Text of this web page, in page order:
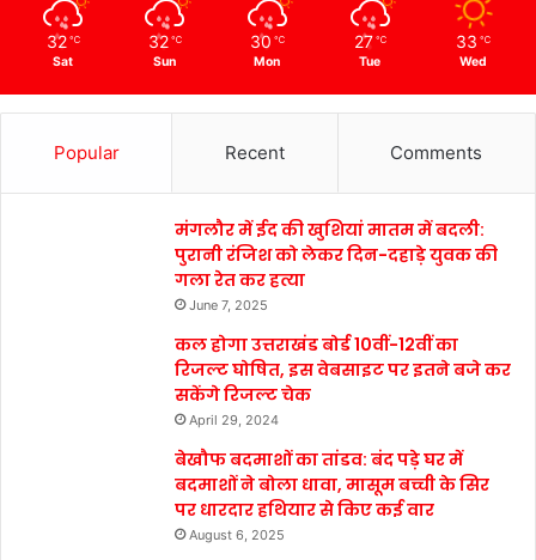
32 ℃
Sat
32 ℃
Sun
30 ℃
Mon
27 ℃
Tue
33 ℃
Wed
Popular Recent Comments
मंगलौर में ईद की खुशियां मातम में बदली:
पुरानी रंजिश को लेकर दिन-दहाड़े युवक की
गला रेत कर हत्या
June 7, 2025
कल होगा उत्तराखंड बोर्ड 10वीं-12वीं का
रिजल्ट घोषित, इस वेबसाइट पर इतने बजे कर
सकेंगे रिजल्ट चेक
April 29, 2024
बेखौफ बदमाशों का तांडव: बंद पड़े घर में
बदमाशों ने बोला धावा, मासूम बच्ची के सिर
पर धारदार हथियार से किए कई वार
August 6, 2025